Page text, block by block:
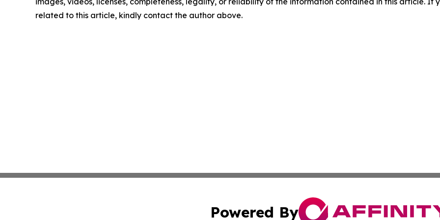
related to this article, kindly contact the author above.
Powered By